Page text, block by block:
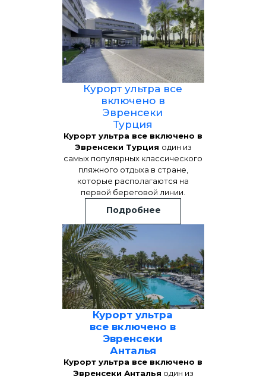
Курорт ультра все
включено в
Эвренсеки
Турция
Курорт ультра все включено в
Эвренсеки Турция один из
самых популярных классического
пляжного отдыха в стране,
которые располагаются на
первой береговой линии.
Подробнее
Курорт ультра
все включено в
Эвренсеки
Анталья
Курорт ультра все включено в
Эвренсеки Анталья один из